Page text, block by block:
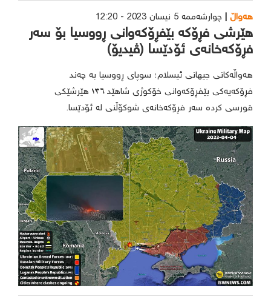
هەواڵ چوارشەممە 5 نیسان 2023 - 12:20
هێرشی فڕۆکە بێفڕۆکەوانی ڕووسیا بۆ سەر
فڕۆکەخانەی ئۆدێسا (ڤیدیۆ)
هەواڵەکانی جیهانی ئیسلام؛ سوپای ڕووسیا بە چەند
فڕۆکەیەکی بێفڕۆکەوانی خۆکوژی شاهێد ١٣٦ هێرشێکی
قورسی کردە سەر فڕۆکەخانەی شوکۆڵنی لە ئۆدێسا.